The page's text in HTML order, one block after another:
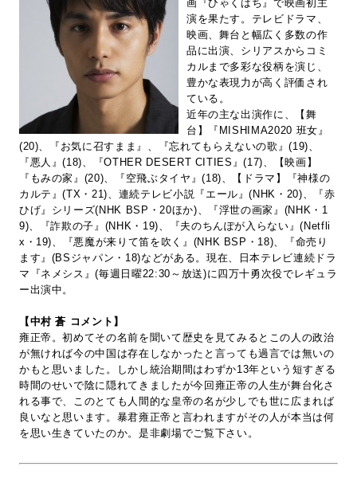
画『ひゃくはち』で映画初主
演を果たす。テレビドラマ、
映画、舞台と幅広く多数の作
品に出演、シリアスからコミ
カルまで多彩な役柄を演じ、
豊かな表現力が高く評価され
ている。
近年の主な出演作に、【舞
台】『MISHIMA2020 班女』
(20)、『お気に召すまま』、『忘れてもらえないの歌』(19)、
『悪人』(18)、『OTHER DESERT CITIES』(17)、【映画】
『もみの家』(20)、『空飛ぶタイヤ』(18)、【ドラマ】『神様の
カルテ』(TX・21)、連続テレビ小説『エール』(NHK・20)、『赤
ひげ』シリーズ(NHK BSP・20ほか)、『浮世の画家』(NHK・1
9)、『詐欺の子』(NHK・19)、『夫のちんぽが入らない』(Netfli
x・19)、『悪魔が来りて笛を吹く』(NHK BSP・18)、『命売り
ます』(BSジャパン・18)などがある。現在、日本テレビ連続ドラ
マ『ネメシス』(毎週日曜22:30～放送)に四万十勇次役でレギュラ
ー出演中。
【中村 蒼 コメント】
雍正帝。初めてその名前を聞いて歴史を見てみるとこの人の政治
が無ければ今の中国は存在しなかったと言っても過言では無いの
かもと思いました。しかし統治期間はわずか13年という短すぎる
時間のせいで陰に隠れてきましたが今回雍正帝の人生が舞台化さ
れる事で、このとても人間的な皇帝の名が少しでも世に広まれば
良いなと思います。暴君雍正帝と言われますがその人が本当は何
を思い生きていたのか。是非劇場でご覧下さい。